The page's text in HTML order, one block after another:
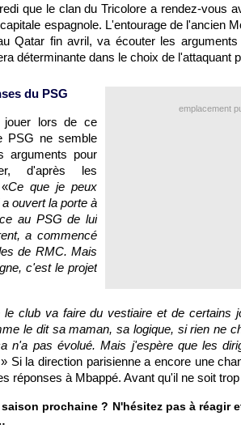
que le clan du Tricolore a rendez-vous
espagnole. L'entourage de l'ancien
Qatar fin avril, va écouter les
déterminante dans le choix de l'attaquant
emplacement
du PSG
jouer lors de ce
PSG ne semble
arguments pour
d'après les
Ce que je peux
ouvert la porte à
au PSG de lui
a commencé
de RMC. Mais
c'est le projet
le club va faire du vestiaire et de certains
le dit sa maman, sa logique, si rien ne
n'a pas évolué. Mais j'espère que les
» Si la direction parisienne a encore une
réponses à Mbappé. Avant qu'il ne soit
prochaine ? N'hésitez pas à réagir